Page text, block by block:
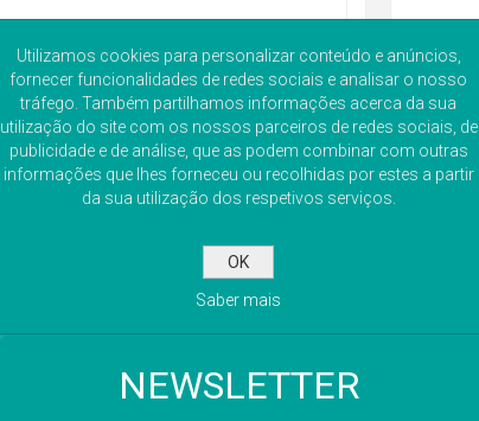
NEWSLETTER
Utilizamos cookies para personalizar conteúdo e anúncios,
fornecer funcionalidades de redes sociais e analisar o nosso
tráfego. Também partilhamos informações acerca da sua
utilização do site com os nossos parceiros de redes sociais, de
publicidade e de análise, que as podem combinar com outras
informações que lhes forneceu ou recolhidas por estes a partir
da sua utilização dos respetivos serviços.
OK
Saber mais